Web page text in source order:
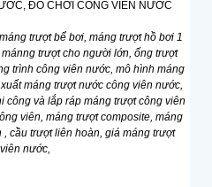
trượt bể bơi, máng trượt hồ bơi 1
trượt cho người lớn, ống trượt
trình công viên nước, mô hình máng
máng trượt nước công viên nước,
công và lắp ráp máng trượt công viên
viên, máng trượt composite, máng
cầu trượt liên hoàn, giá máng trượt
nước,